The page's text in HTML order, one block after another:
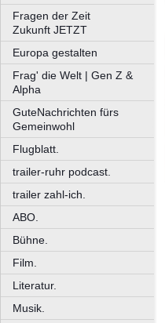
Fragen der Zeit
Zukunft JETZT
Europa gestalten
Frag' die Welt | Gen Z &
Alpha
GuteNachrichten fürs
Gemeinwohl
Flugblatt.
trailer-ruhr podcast.
trailer zahl-ich.
ABO.
Bühne.
Film.
Literatur.
Musik.